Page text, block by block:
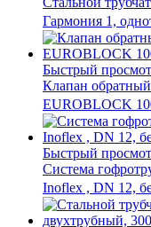
Гармония 1,
Быстрый
Клапан
EUROBLOCK
Быстрый
Cистема
Inoflex , DN 12,